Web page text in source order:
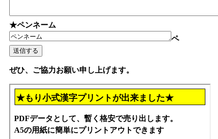
★ペンネーム
ペ
ぜひ、ご協力お願い申し上げます。